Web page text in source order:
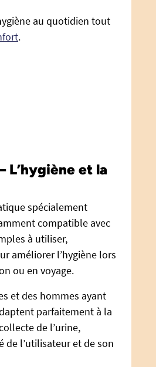
au quotidien tout
.
L’hygiène et la
spécialement
compatible avec
à utiliser,
améliorer l’hygiène lors
ou en voyage.
et des hommes ayant
parfaitement à la
de l’urine,
l’utilisateur et de son